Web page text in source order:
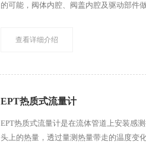
的可能，阀体内腔、阀盖内腔及驱动部件
查看详细介绍
EPT热质式流量计
EPT热质式流量计是在流体管道上安装感
头上的热量，透过量测热量带走的温度变